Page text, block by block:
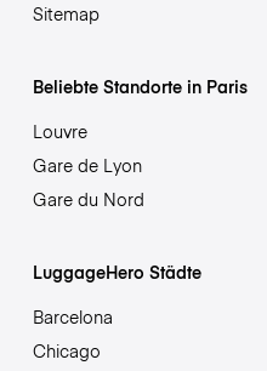
Sitemap
Beliebte Standorte in Paris
Louvre
Gare de Lyon
Gare du Nord
LuggageHero Städte
Barcelona
Chicago